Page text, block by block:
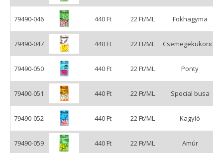
79490-046 440 Ft 22 Ft/ML Fokhagyma
79490-047 440 Ft 22 Ft/ML Csemegekukorica
79490-050 440 Ft 22 Ft/ML Ponty
79490-051 440 Ft 22 Ft/ML Special busa
79490-052 440 Ft 22 Ft/ML Kagyló
79490-059 440 Ft 22 Ft/ML Amúr